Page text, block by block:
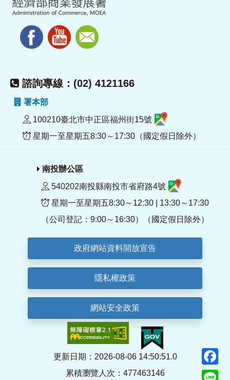
諮詢專線：(02) 4121166
署本部
100210臺北市中正區福州街15號
星期一至星期五8:30～17:30（國定假日除外）
南投辦公區
540202南投縣南投市省府路4號
星期一至星期五8:30～12:30 | 13:30～17:30
（公司登記：9:00～16:30）（國定假日除外）
政府網站資料開放宣告
隱私權政策
網站安全政策
更新日期：2026-08-06 14:50:51.0
累積瀏覽人次：477463146